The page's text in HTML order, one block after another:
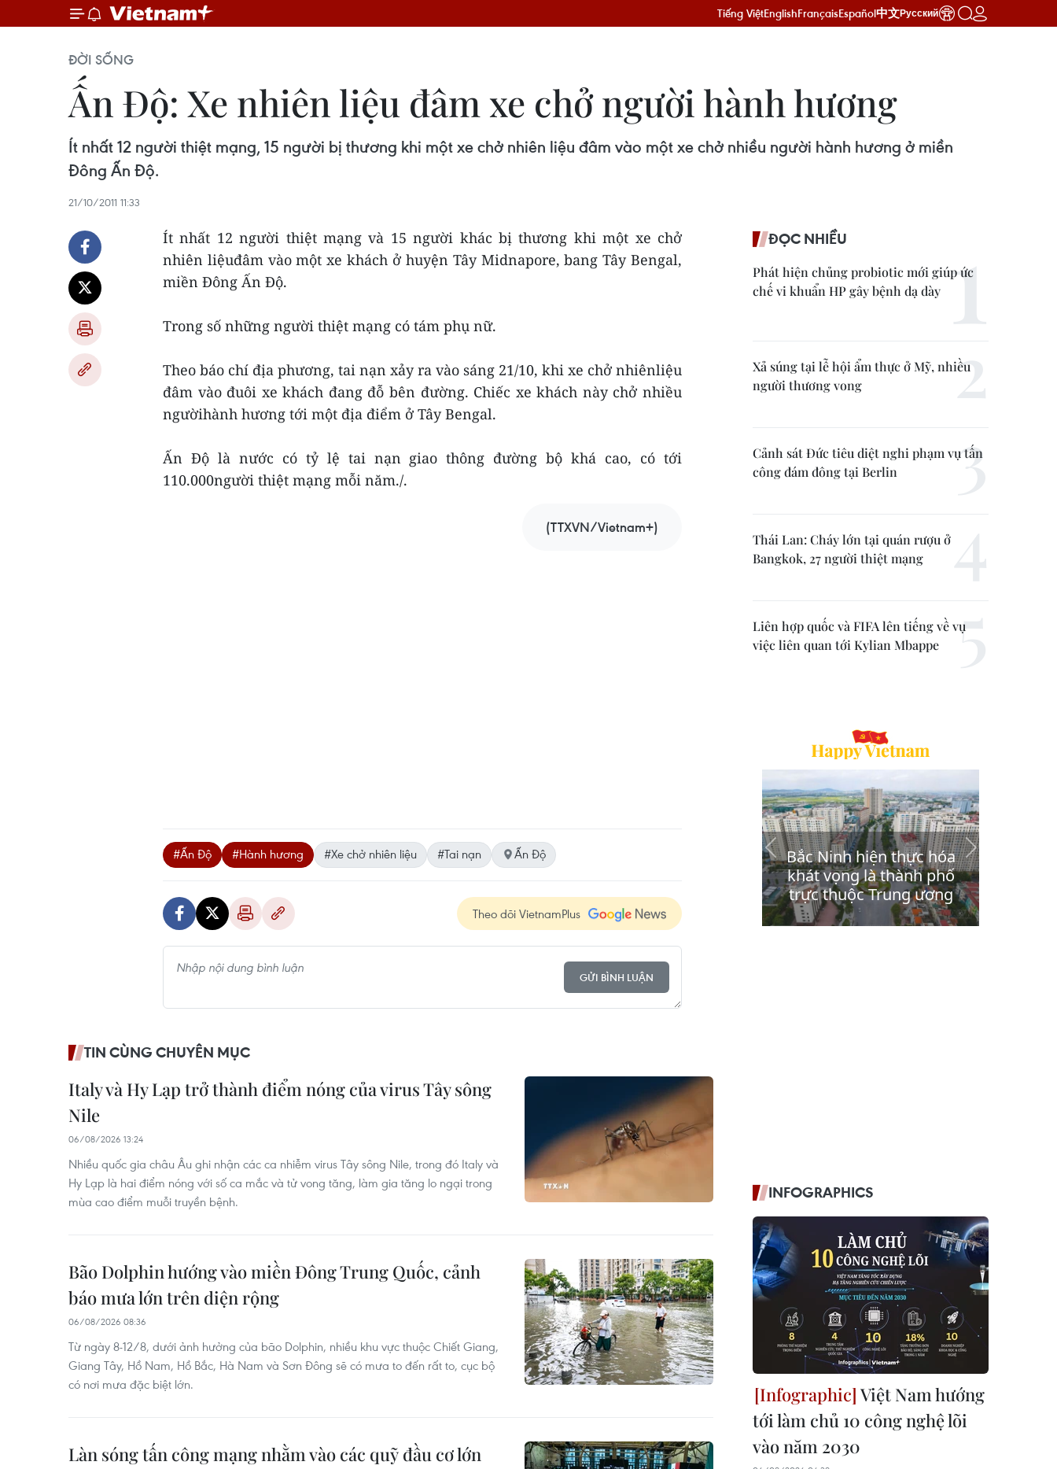
Tiếng ViệtEnglishFrançaisEspañol中文Русский
ĐỜI SỐNG
Ấn Độ: Xe nhiên liệu đâm xe chở người hành hương
Ít nhất 12 người thiệt mạng, 15 người bị thương khi một xe chở nhiên liệu đâm vào một xe chở nhiều người hành hương ở miền
Đông Ấn Độ.
21/10/2011 11:33
Ít nhất 12 người thiệt mạng và 15 người khác bị thương khi một xe chở
nhiên liệuđâm vào một xe khách ở huyện Tây Midnapore, bang Tây Bengal,
miền Đông Ấn Độ.
Trong số những người thiệt mạng có tám phụ nữ.
Theo báo chí địa phương, tai nạn xảy ra vào sáng 21/10, khi xe chở nhiênliệu
đâm vào đuôi xe khách đang đỗ bên đường. Chiếc xe khách này chở nhiều
ngườihành hương tới một địa điểm ở Tây Bengal.
Ấn Độ là nước có tỷ lệ tai nạn giao thông đường bộ khá cao, có tới
110.000người thiệt mạng mỗi năm./.
(TTXVN/Vietnam+)
#Ấn Độ #Hành hương #Xe chở nhiên liệu #Tai nạn Ấn Độ
Theo dõi VietnamPlus
GỬI BÌNH LUẬN
TIN CÙNG CHUYÊN MỤC
Italy và Hy Lạp trở thành điểm nóng của virus Tây sông
Nile
06/08/2026 13:24
Nhiều quốc gia châu Âu ghi nhận các ca nhiễm virus Tây sông Nile, trong đó Italy và
Hy Lạp là hai điểm nóng với số ca mắc và tử vong tăng, làm gia tăng lo ngại trong
mùa cao điểm muỗi truyền bệnh.
Bão Dolphin hướng vào miền Đông Trung Quốc, cảnh
báo mưa lớn trên diện rộng
06/08/2026 08:36
Từ ngày 8-12/8, dưới ảnh hưởng của bão Dolphin, nhiều khu vực thuộc Chiết Giang,
Giang Tây, Hồ Nam, Hồ Bắc, Hà Nam và Sơn Đông sẽ có mưa to đến rất to, cục bộ
có nơi mưa đặc biệt lớn.
Làn sóng tấn công mạng nhằm vào các quỹ đầu cơ lớn
ĐỌC NHIỀU
Phát hiện chủng probiotic mới giúp ức
chế vi khuẩn HP gây bệnh dạ dày
Xả súng tại lễ hội ẩm thực ở Mỹ, nhiều
người thương vong
Cảnh sát Đức tiêu diệt nghi phạm vụ tấn
công đám đông tại Berlin
Thái Lan: Cháy lớn tại quán rượu ở
Bangkok, 27 người thiệt mạng
Liên hợp quốc và FIFA lên tiếng về vụ
việc liên quan tới Kylian Mbappe
INFOGRAPHICS
Việt Nam hướng
tới làm chủ 10 công nghệ lõi
vào năm 2030